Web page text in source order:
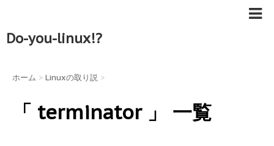
Do-you-linux!?
ホーム > Linuxの取り説 >
「 terminator 」 一覧